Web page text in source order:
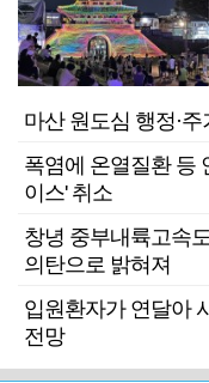
마산 원도심 행정·
폭염에 온열질환 등
이스' 취소
창녕 중부내륙고속
의탄으로 밝혀져
입원환자가 연달아
전망